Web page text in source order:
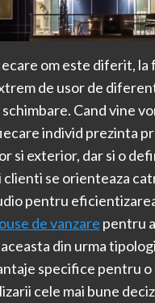
om este diferit,
de usor de
Cand vine
individ prezinta
si exterior, dar si o
se orienteaza
pentru
de vanzare pentru
din urma
specifice pentru
cele mai bune